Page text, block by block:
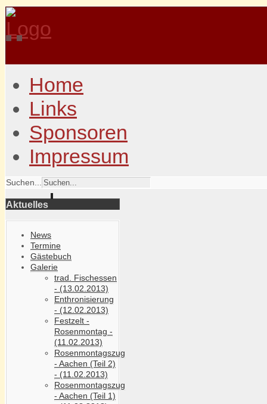
Home
Links
Sponsoren
Impressum
Suchen...
Aktuelles
News
Termine
Gästebuch
Galerie
trad. Fischessen
- (13.02.2013)
Enthronisierung
- (12.02.2013)
Festzelt -
Rosenmontag -
(11.02.2013)
Rosenmontagszug
- Aachen (Teil 2)
- (11.02.2013)
Rosenmontagszug
- Aachen (Teil 1)